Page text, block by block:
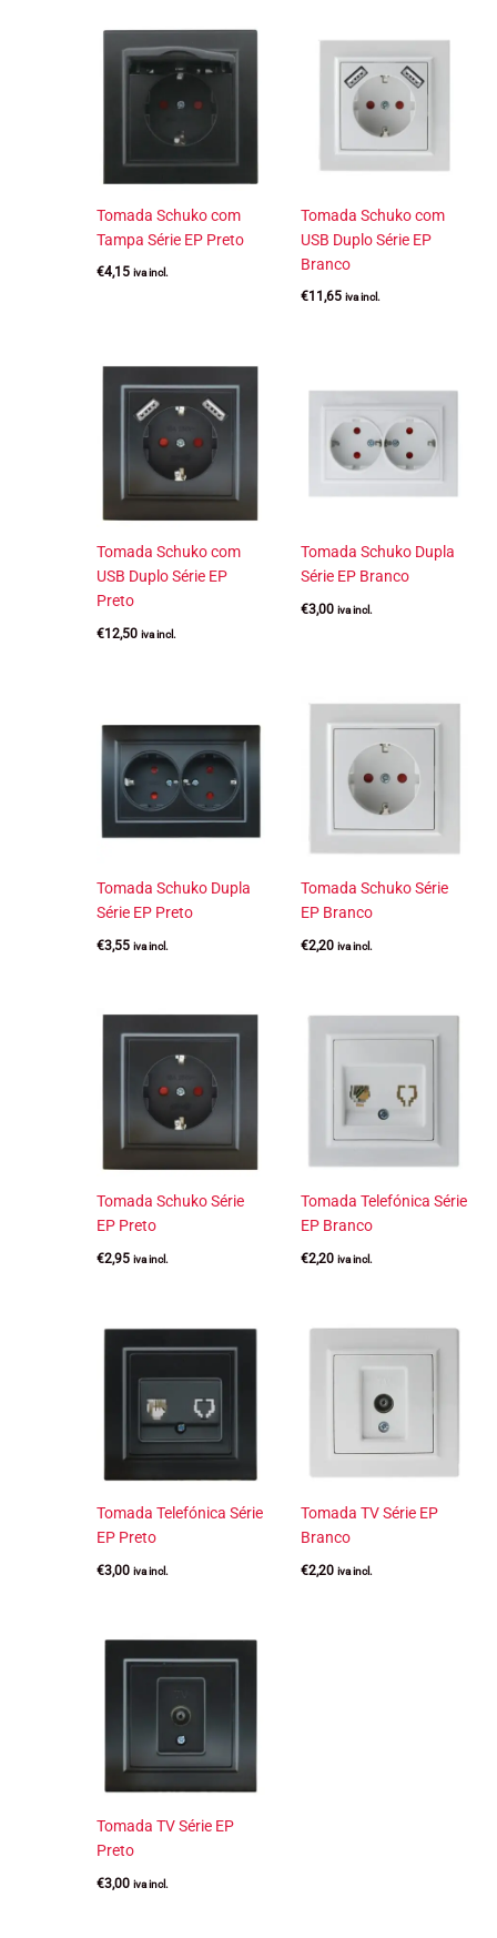
Tomada Schuko com
Tampa Série EP Preto
€4,15 iva incl.
Tomada Schuko com
USB Duplo Série EP
Branco
€11,65 iva incl.
Tomada Schuko com
USB Duplo Série EP
Preto
€12,50 iva incl.
Tomada Schuko Dupla
Série EP Branco
€3,00 iva incl.
Tomada Schuko Dupla
Série EP Preto
€3,55 iva incl.
Tomada Schuko Série
EP Branco
€2,20 iva incl.
Tomada Schuko Série
EP Preto
€2,95 iva incl.
Tomada Telefónica Série
EP Branco
€2,20 iva incl.
Tomada Telefónica Série
EP Preto
€3,00 iva incl.
Tomada TV Série EP
Branco
€2,20 iva incl.
Tomada TV Série EP
Preto
€3,00 iva incl.